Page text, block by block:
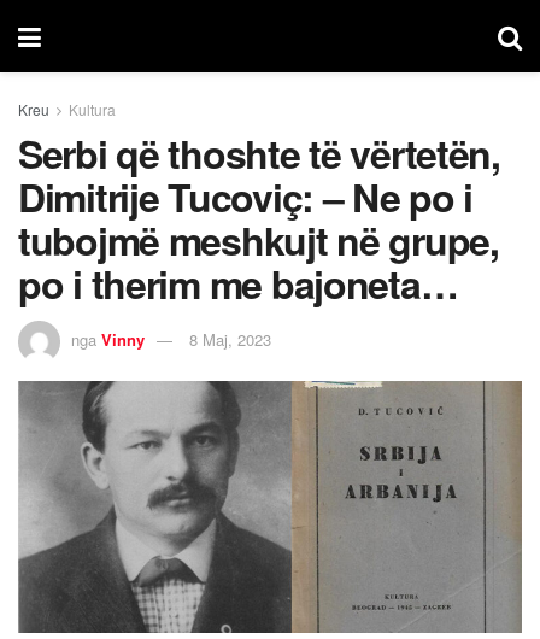
Kreu Kultura
Serbi që thoshte të vërtetën,
Dimitrije Tucoviç: – Ne po i
tubojmë meshkujt në grupe,
po i therim me bajoneta…
nga Vinny 8 Maj, 2023